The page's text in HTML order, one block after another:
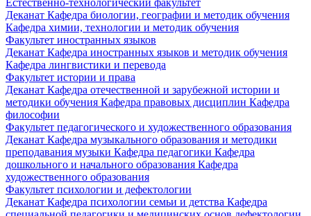
Деканат Кафедра биологии, географии и методик обучения
Кафедра химии, технологии и методик обучения
Факультет иностранных языков
Деканат Кафедра иностранных языков и методик обучения
Кафедра лингвистики и перевода
Факультет истории и права
Деканат Кафедра отечественной и зарубежной истории и
методики обучения Кафедра правовых дисциплин Кафедра
философии
Факультет педагогического и художественного образования
Деканат Кафедра музыкального образования и методики
преподавания музыки Кафедра педагогики Кафедра
дошкольного и начального образования Кафедра
художественного образования
Факультет психологии и дефектологии
Деканат Кафедра психологии семьи и детства Кафедра